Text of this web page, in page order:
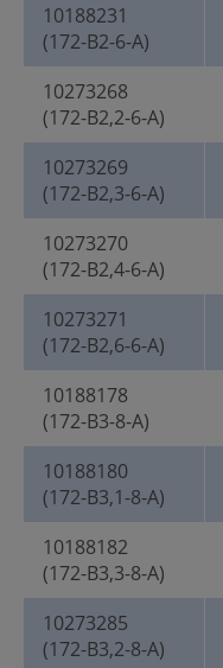
10188231
(172-B2-6-A)
10273268
(172-B2,2-6-A)
10273269
(172-B2,3-6-A)
10273270
(172-B2,4-6-A)
10273271
(172-B2,6-6-A)
10188178
(172-B3-8-A)
10188180
(172-B3,1-8-A)
10188182
(172-B3,3-8-A)
10273285
(172-B3,2-8-A)